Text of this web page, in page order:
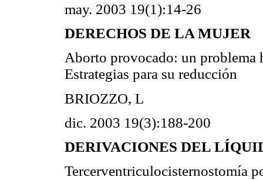
may. 2003 19(1):14-26
DERECHOS DE LA MUJER
Aborto provocado: un problema
Estrategias para su reducción
BRIOZZO, L
dic. 2003 19(3):188-200
DERIVACIONES DEL
Tercerventriculocisternostomía